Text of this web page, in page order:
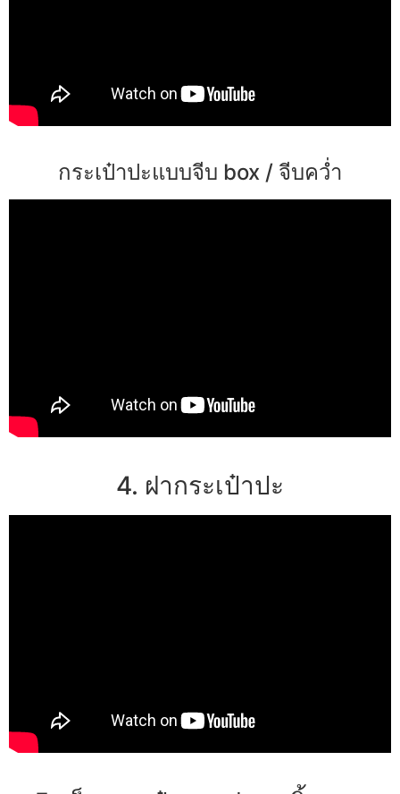
กระเป๋าปะแบบจีบ box / จีบคว่ำ
4. ฝากระเป๋าปะ